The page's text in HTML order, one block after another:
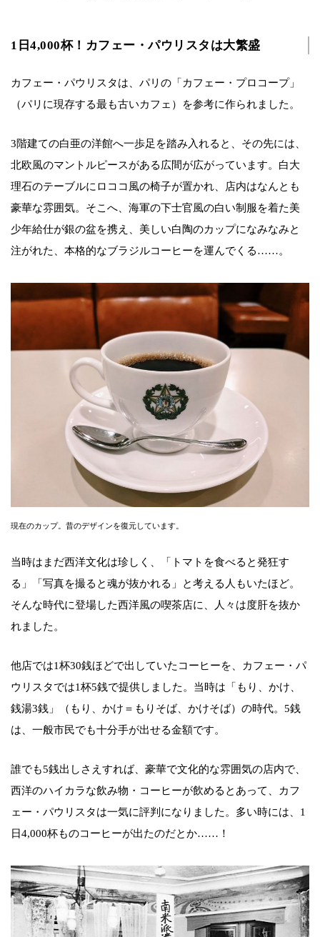
1日4,000杯！カフェー・パウリスタは大繁盛
カフェー・パウリスタは、パリの「カフェー・プロコープ」
（パリに現存する最も古いカフェ）を参考に作られました。
3階建ての白亜の洋館へ一歩足を踏み入れると、その先には、
北欧風のマントルピースがある広間が広がっています。白大
理石のテーブルにロココ風の椅子が置かれ、店内はなんとも
豪華な雰囲気。そこへ、海軍の下士官風の白い制服を着た美
少年給仕が銀の盆を携え、美しい白陶のカップになみなみと
注がれた、本格的なブラジルコーヒーを運んでくる……。
現在のカップ。昔のデザインを復元しています。
当時はまだ西洋文化は珍しく、「トマトを食べると発狂す
る」「写真を撮ると魂が抜かれる」と考える人もいたほど。
そんな時代に登場した西洋風の喫茶店に、人々は度肝を抜か
れました。
他店では1杯30銭ほどで出していたコーヒーを、カフェー・パ
ウリスタでは1杯5銭で提供しました。当時は「もり、かけ、
銭湯3銭」（もり、かけ＝もりそば、かけそば）の時代。5銭
は、一般市民でも十分手が出せる金額です。
誰でも5銭出しさえすれば、豪華で文化的な雰囲気の店内で、
西洋のハイカラな飲み物・コーヒーが飲めるとあって、カフ
ェー・パウリスタは一気に評判になりました。多い時には、1
日4,000杯ものコーヒーが出たのだとか……！